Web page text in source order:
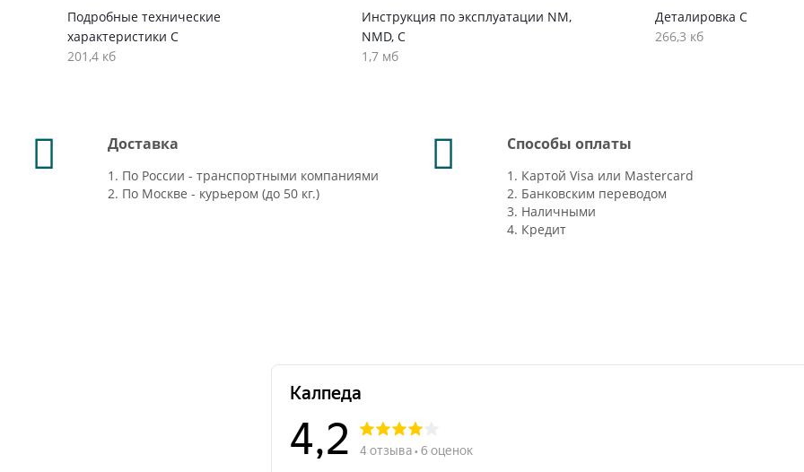
Подробные технические
характеристики C
201,4 кб
Инструкция по эксплуатации NM,
NMD, C
1,7 мб
Деталировка C
266,3 кб
Доставка
1. По России - транспортными компаниями
2. По Москве - курьером (до 50 кг.)
Способы оплаты
1. Картой Visa или Mastercard
2. Банковским переводом
3. Наличными
4. Кредит